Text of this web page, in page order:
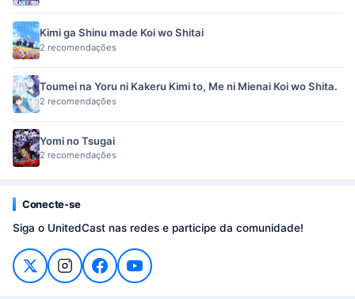
Kimi ga Shinu made Koi wo Shitai
2 recomendações
Toumei na Yoru ni Kakeru Kimi to, Me ni Mienai Koi wo Shita.
2 recomendações
Yomi no Tsugai
2 recomendações
Conecte-se
Siga o UnitedCast nas redes e participe da comunidade!